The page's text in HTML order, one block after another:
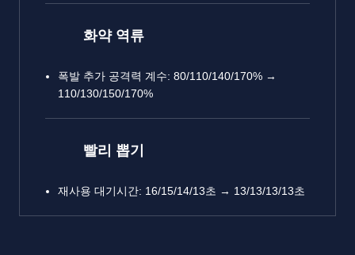
화약 역류
폭발 추가 공격력 계수: 80/110/140/170% →
110/130/150/170%
빨리 뽑기
재사용 대기시간: 16/15/14/13초 → 13/13/13/13초